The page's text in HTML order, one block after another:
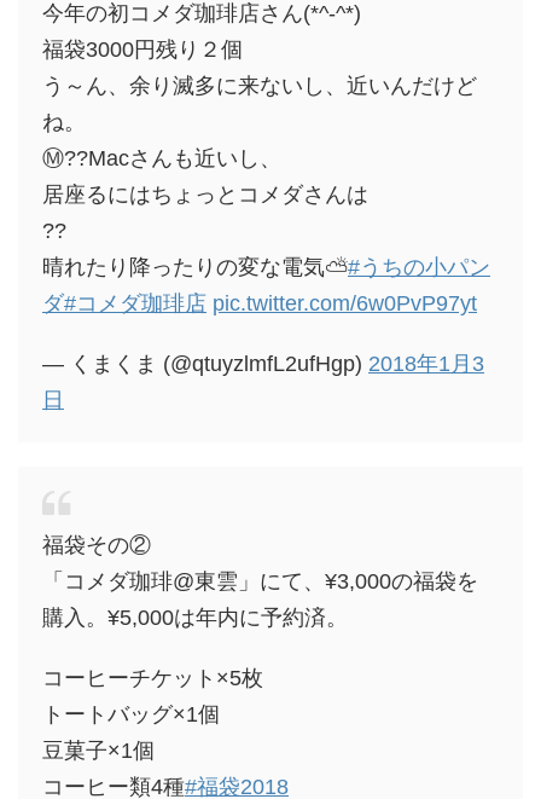
今年の初コメダ珈琲店さん(*^-^*)
福袋3000円残り２個
う～ん、余り滅多に来ないし、近いんだけど
ね。
Ⓜ??Macさんも近いし、
居座るにはちょっとコメダさんは
??
晴れたり降ったりの変な電気⛅#うちの小パン
ダ#コメダ珈琲店 pic.twitter.com/6w0PvP97yt
— くまくま (@qtuyzlmfL2ufHgp) 2018年1月3
日
福袋その②
「コメダ珈琲@東雲」にて、¥3,000の福袋を
購入。¥5,000は年内に予約済。
コーヒーチケット×5枚
トートバッグ×1個
豆菓子×1個
コーヒー類4種#福袋2018